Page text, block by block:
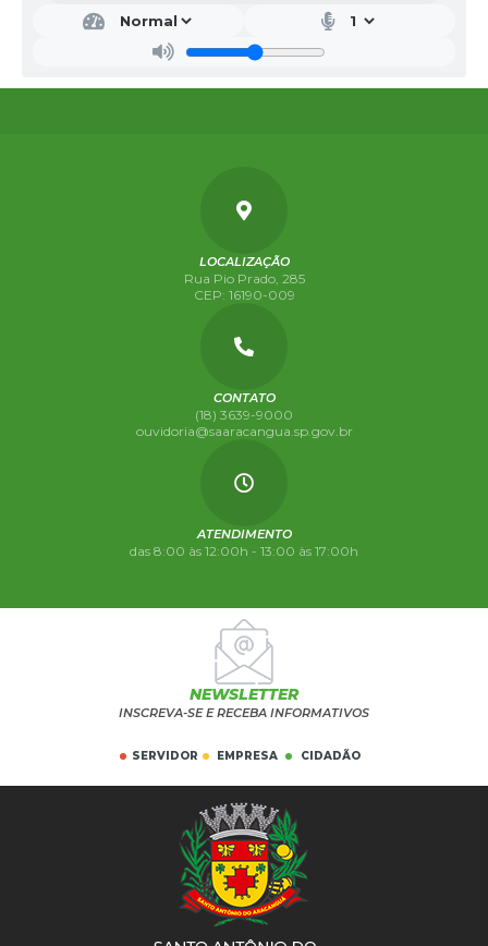
AM
ENT
CO
LOCALIZAÇÃO
Rua Pio Prado, 285
CEP: 16190-009
CONTATO
(18) 3639-9000
ouvidoria@saaracangua.sp.gov.br
ATENDIMENTO
das 8:00 às 12:00h - 13:00 às 17:00h
NEWSLETTER
INSCREVA-SE E RECEBA INFORMATIVOS
SERVIDOR EMPRESA CIDADÃO